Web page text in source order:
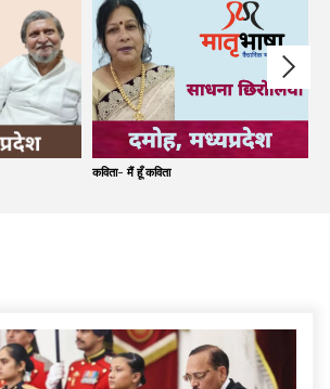
कविता- मैं हूँ कविता